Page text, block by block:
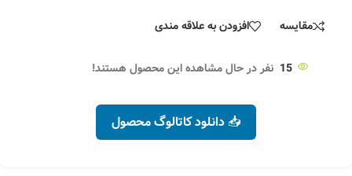
مقایسه افزودن به علاقه مندی
15 نفر در حال مشاهده این محصول هستند!
📥 دانلود کاتالوگ محصول